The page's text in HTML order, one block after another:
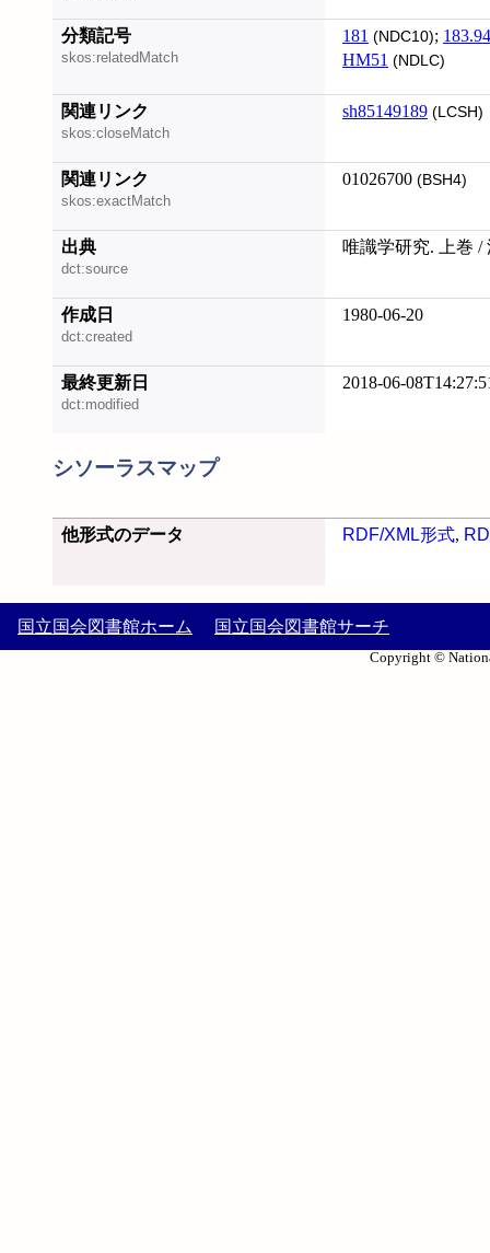
分類記号
skos:relatedMatch
181 (NDC10); 183.94
HM51 (NDLC)
関連リンク
skos:closeMatch
sh85149189 (LCSH)
関連リンク
skos:exactMatch
01026700 (BSH4)
出典
dct:source
唯識学研究. 上巻 /
作成日
dct:created
1980-06-20
最終更新日
dct:modified
2018-06-
シソーラスマップ
他形式のデータ RDF/XML形式,
国立国会図書館ホーム 国立国会図書館サーチ
Copyright ©